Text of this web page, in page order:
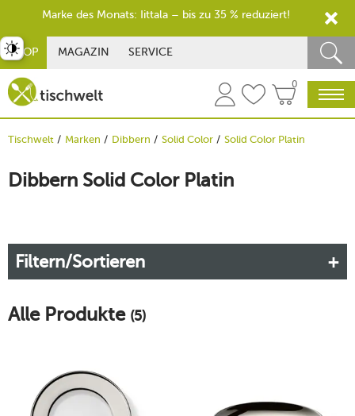
SHOP MAGAZIN SERVICE
0
Tischwelt Marken Dibbern Solid Color Solid Color Platin
Dibbern Solid Color Platin
Filtern/Sortieren
Alle Produkte (5)
umschalten
Marke des Monats: Iittala – bis zu 35 % reduziert!